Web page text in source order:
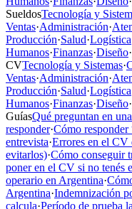
SueldosTecnología y
Ventas·Administración·
Producción·Salud·Logística
Humanos·Finanzas·Diseño·
CVTecnología y Sistemas·
Ventas·Administración·
Producción·Salud·Logística
Humanos·Finanzas·Diseño·
GuíasQué preguntan en
responder·Cómo responder
entrevista·Errores en el CV
evitarlos)·Cómo conseguir
poner en el CV si no tenés
operario en Argentina·
Argentina·Indemnización
calcula·Período de prueba